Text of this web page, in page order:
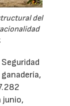
del
junio,